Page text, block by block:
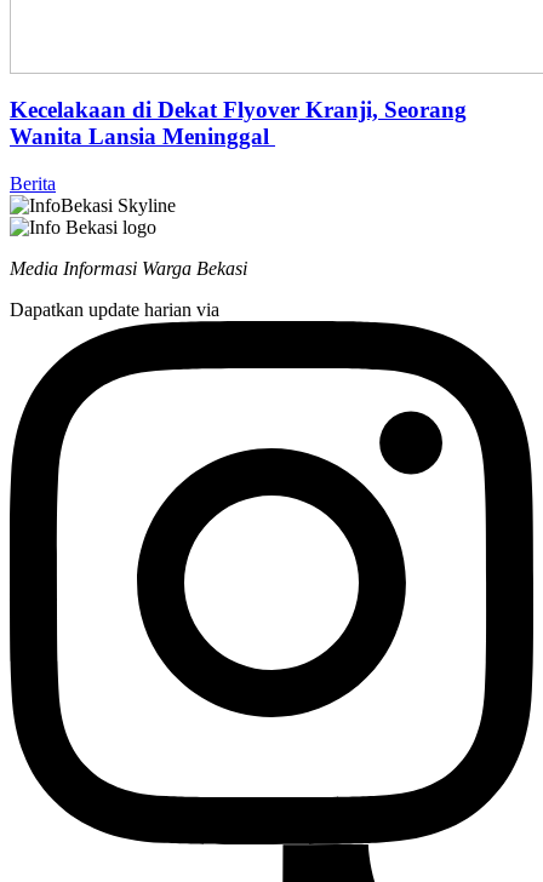
Kecelakaan di Dekat Flyover Kranji, Seorang
Wanita Lansia Meninggal
Berita
Media Informasi Warga Bekasi
Dapatkan update harian via